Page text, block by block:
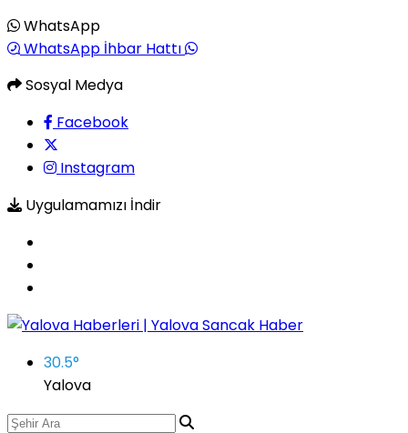
WhatsApp
WhatsApp İhbar Hattı
Sosyal Medya
Facebook
Instagram
Uygulamamızı İndir
30.5°
Yalova